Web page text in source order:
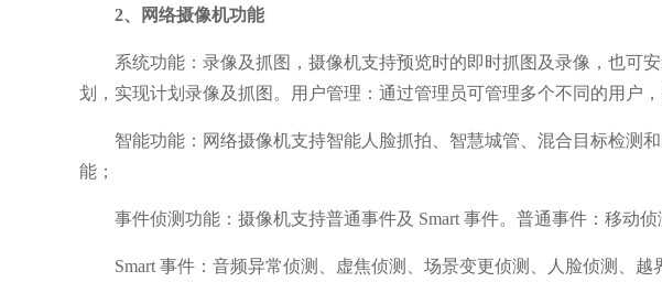
2、网络摄像机功能
系统功能：录像及抓图，摄像机支持预览时的即时抓图及录像，也可
划，实现计划录像及抓图。用户管理：通过管理员可管理多个不同的用户
智能功能：网络摄像机支持智能人脸抓拍、智慧城管、混合目标检测
能；
事件侦测功能：摄像机支持普通事件及 Smart 事件。普通事件：移动
Smart 事件：音频异常侦测、虚焦侦测、场景变更侦测、人脸侦测、